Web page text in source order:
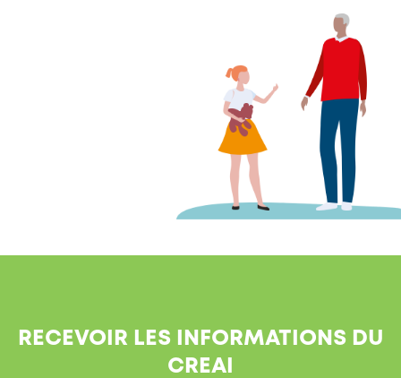
RECEVOIR LES INFORMATIONS DU
CREAI